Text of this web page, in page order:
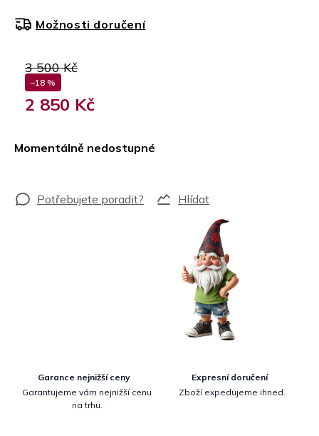
3 500 Kč
–18 %
2 850 Kč
Momentálně nedostupné
Možnosti doručení
Hlídat
Garance nejnižší ceny
Garantujeme vám nejnižší cenu
na trhu.
Expresní doručení
Zboží expedujeme ihned.